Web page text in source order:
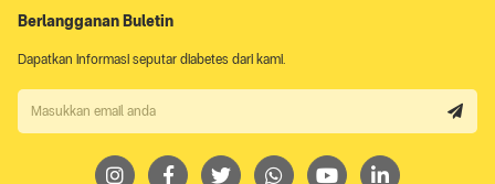
Berlangganan Buletin
Dapatkan informasi seputar diabetes dari kami.